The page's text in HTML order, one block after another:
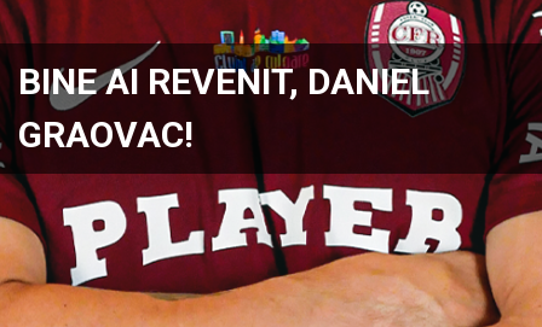
BINE AI REVENIT, DANIEL
GRAOVAC!